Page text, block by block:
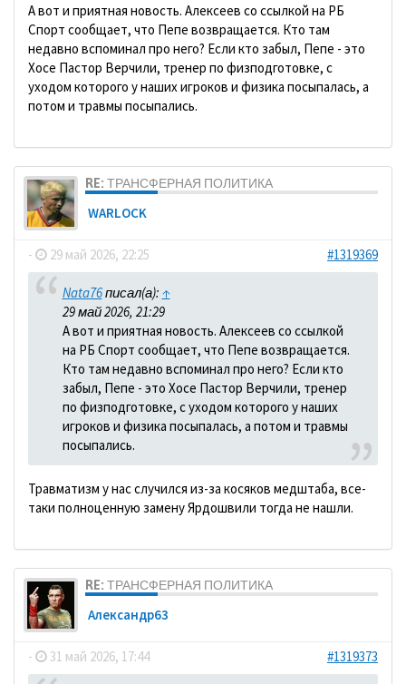
А вот и приятная новость. Алексеев со ссылкой на РБ
Спорт сообщает, что Пепе возвращается. Кто там
недавно вспоминал про него? Если кто забыл, Пепе - это
Хосе Пастор Верчили, тренер по физподготовке, с
уходом которого у наших игроков и физика посыпалась, а
потом и травмы посыпались.
RE: ТРАНСФЕРНАЯ ПОЛИТИКА
WARLOCK
- 29 май 2026, 22:25 #1319369
Nata76писал(а): ↑
29 май 2026, 21:29
А вот и приятная новость. Алексеев со ссылкой
на РБ Спорт сообщает, что Пепе возвращается.
Кто там недавно вспоминал про него? Если кто
забыл, Пепе - это Хосе Пастор Верчили, тренер
по физподготовке, с уходом которого у наших
игроков и физика посыпалась, а потом и травмы
посыпались.
Травматизм у нас случился из-за косяков медштаба, все-
таки полноценную замену Ярдошвили тогда не нашли.
RE: ТРАНСФЕРНАЯ ПОЛИТИКА
Александр63
- 31 май 2026, 17:44 #1319373